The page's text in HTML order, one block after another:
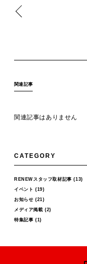
関連記事
関連記事はありません
CATEGORY
RENEWスタッフ取材記事 (13)
イベント (19)
お知らせ (21)
メディア掲載 (2)
特集記事 (1)